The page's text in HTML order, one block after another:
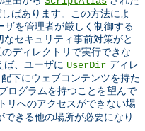
ばあります。この方法によ
ザを管理者が厳しく制御する
セキュリティ事前対策がと
ディレクトリで実行できな
ば、ユーザに UserDir ディレ
下にウェブコンテンツを持た
ログラムを持つことを望んで
リへのアクセスができない場
きる他の場所が必要になり